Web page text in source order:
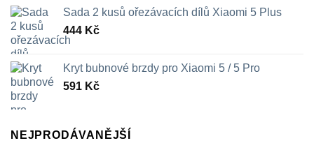
Sada 2 kusů ořezávacích dílů Xiaomi 5 Plus
444 Kč
Kryt bubnové brzdy pro Xiaomi 5 / 5 Pro
591 Kč
NEJPRODÁVANĚJŠÍ